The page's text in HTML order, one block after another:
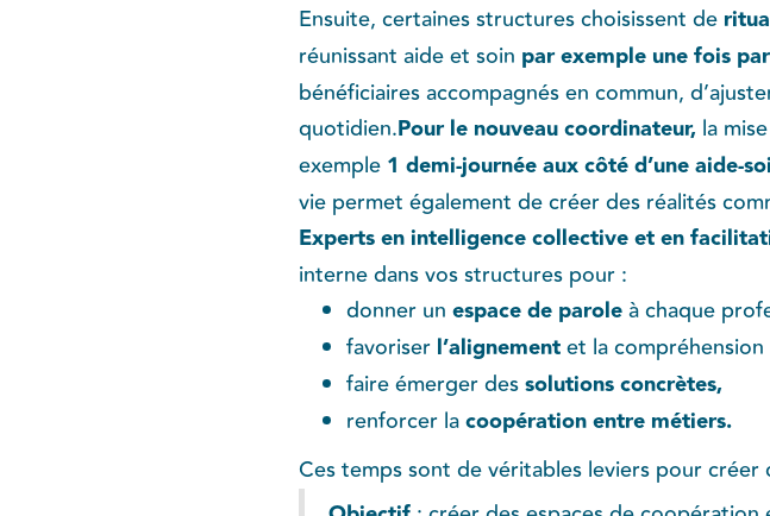
Ensuite, certaines structures choisissent de
réunissant aide et soin par exemple une fois
bénéficiaires accompagnés en commun,
quotidien.Pour le nouveau coordinateur, la
exemple 1 demi-journée aux côté d’une aide-
vie permet également de créer des réalités
Experts en intelligence collective et en
interne dans vos structures pour :
donner unespace de paroleà chaque
favoriser l’alignementet la
faire émerger dessolutions concrètes,
renforcer lacoopération entre métiers.
Ces temps sont de véritables leviers pour créer